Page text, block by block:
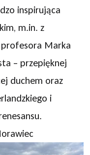
inspirująca
m.in. z
profesora Marka
– przepięknej
duchem oraz
i